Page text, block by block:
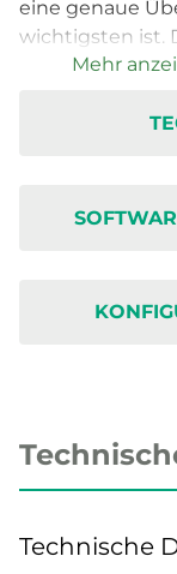
eine genaue
wichtigsten ist.
großzügig
Verdrahtung,
und einem
einsatzbereit,
Mehr
Technische